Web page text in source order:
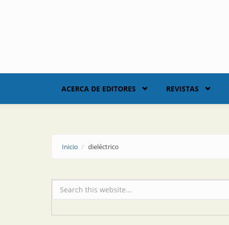
ACERCA DE EDITORES REVISTAS
Inicio dieléctrico
Formulario de búsqueda